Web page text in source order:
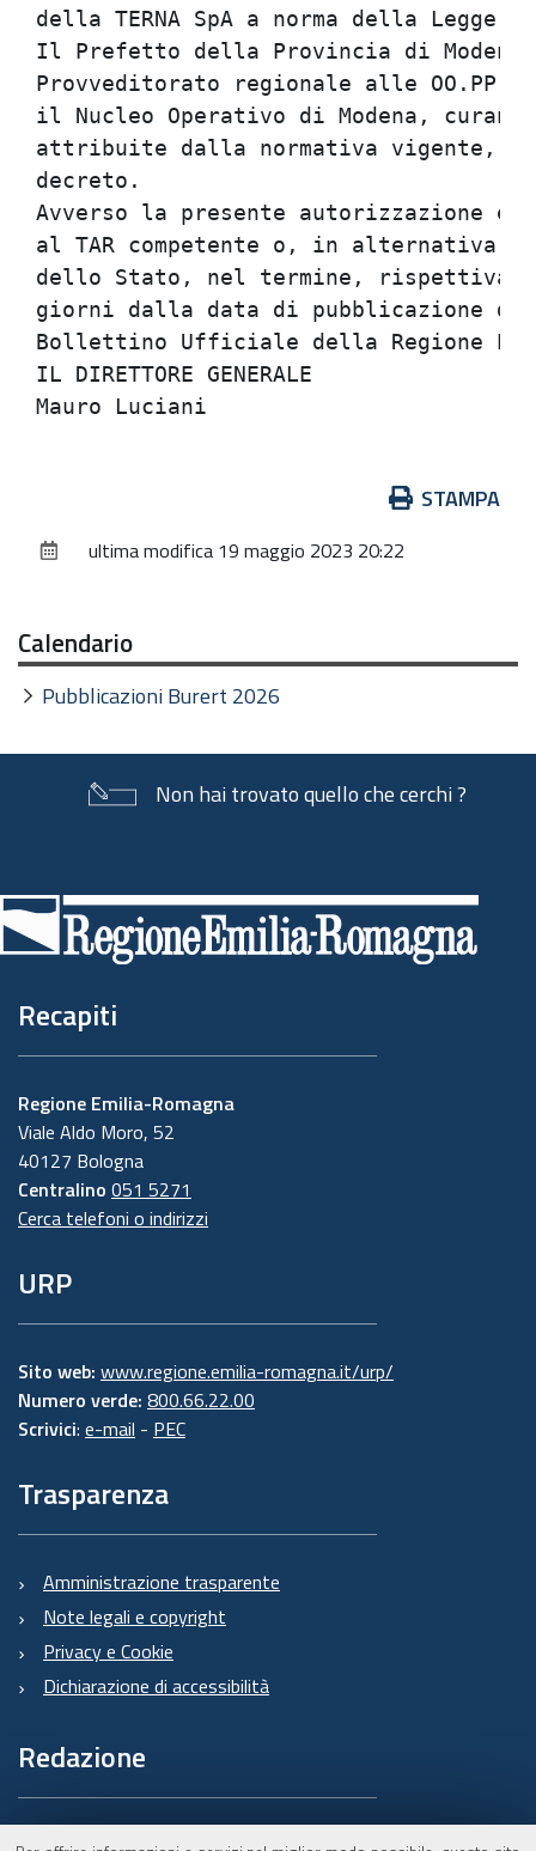
della TERNA SpA a norma
Il Prefetto della
Provveditorato regionale alle
il Nucleo Operativo di Modena,
attribuite dalla normativa
Avverso la presente
al TAR competente o, in
dello Stato, nel termine,
giorni dalla data di
Bollettino Ufficiale
IL
documento
STAMPA
ultima modifica 19 maggio 2023 20:22
Calendario
Pubblicazioni Burert 2026
Non hai trovato quello che cerchi ?
di
pagina
Recapiti
Regione Emilia-Romagna
Viale Aldo Moro, 52
40127 Bologna
Centralino 051 5271
Cerca telefoni o indirizzi
URP
Sito web: www.regione.emilia-romagna.it/urp/
Numero verde: 800.66.22.00
Scrivici: e-mail - PEC
Trasparenza
Amministrazione trasparente
Note legali e copyright
Privacy e Cookie
Dichiarazione di accessibilità
Redazione
Informazioni sul Burert